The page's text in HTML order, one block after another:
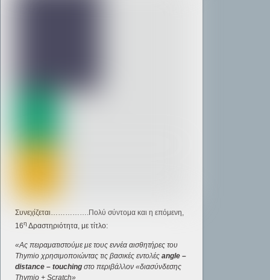
Συνεχίζεται…………….Πολύ σύντομα και η επόμενη,
16η Δραστηριότητα, με τίτλο:
«Ας πειραματιστούμε με τους εννέα αισθητήρες του
Thymio χρησιμοποιώντας τις βασικές εντολέςangle –
distance –touching στο περιβάλλον «διασύνδεσης
Thymio +Scratch»